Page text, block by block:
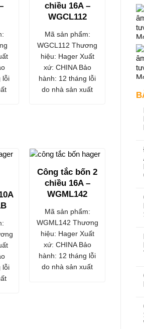
lỗi
chiều 16A –
WGCL112
Mã sản phẩm:
WGCL112 Thương
hiệu: Hager Xuất
xứ: CHINA Bảo
hành: 12 tháng lỗi
do nhà sản xuất
lỗi
Công tắc bốn 2
chiều 16A –
WGML142
Mã sản phẩm:
WGML142 Thương
hiệu: Hager Xuất
xứ: CHINA Bảo
hành: 12 tháng lỗi
do nhà sản xuất